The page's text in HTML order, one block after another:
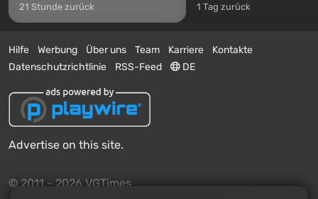
21 Stunde zurück 1 Tag zurück
Hilfe Werbung Über uns Team Karriere
Kontakte
Datenschutzrichtlinie
RSS-Feed DE
Advertise on this site.
© 2011 - 2026 VGTimes